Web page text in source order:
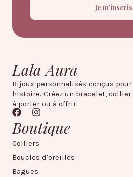
Je m’inscris
Lala Aura
Bijoux personnalisés conçus
histoire. Créez un bracelet,
à porter ou à offrir.
Boutique
Colliers
Boucles d'oreilles
Bagues